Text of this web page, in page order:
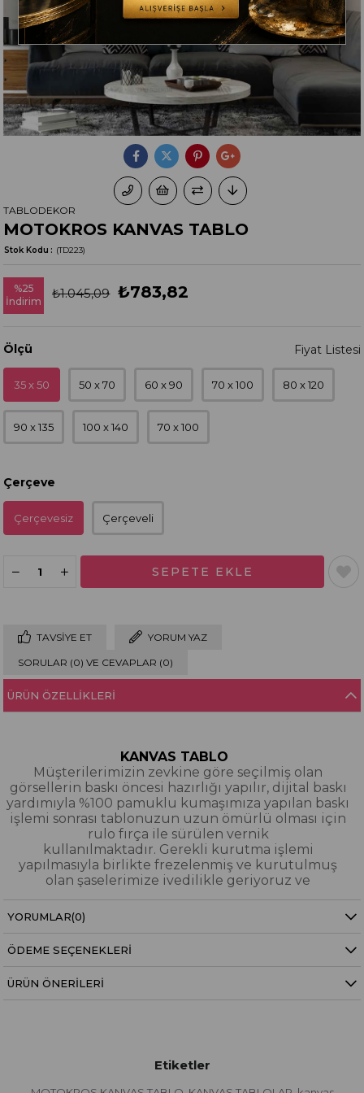
MOTOKROS KANVAS TABLO
(TD223)
Stok Kodu
TABLODEKOR
%25
İndirim
₺1.045,09 ₺783,82
Ölçü
35 x 50 50 x 70 60 x 90 70 x 100 80 x 120
90 x 135 100 x 140 70 x 100
Çerçeve
Çerçevesiz Çerçeveli
TAVSIYE ET YORUM YAZ
SORULAR (0) VE CEVAPLAR (0)
ÜRÜN ÖZELLIKLERI
KANVAS TABLO
Müşterilerimizin zevkine göre seçilmiş olan
görsellerin baskı öncesi hazırlığı yapılır, dijital baskı
yardımıyla %100 pamuklu kumaşımıza yapılan baskı
işlemi sonrası tablonuzun uzun ömürlü olması için
rulo fırça ile sürülen vernik
kullanılmaktadır. Gerekli kurutma işlemi
yapılmasıyla birlikte frezelenmiş ve kurutulmuş
olan şaselerimize ivedilikle geriyoruz ve
paketleyerek tarafınıza gönderiyoruz.
YAĞLI BOYA & SİM DOKULU TABLO
dijital baskı alınıp hazırlanarak üzerine spatula
eşliğinde boya dokunuşları / sim işlemeleri kısmi
YORUMLAR(0)
ÖDEME SEÇENEKLERI
ÜRÜN ÖNERILERI
Etiketler